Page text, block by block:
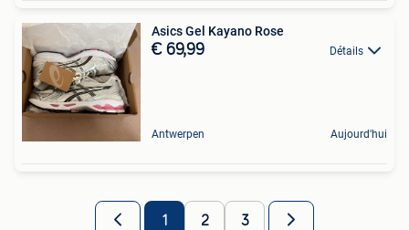
Asics Gel Kayano Rose
€ 69,99 Détails
Antwerpen Aujourd'hui
1 2 3